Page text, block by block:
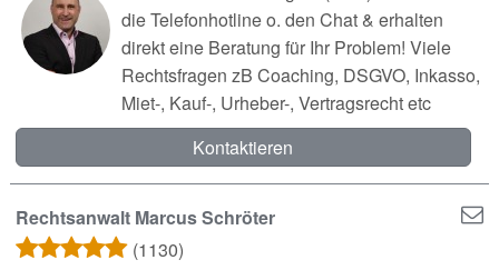
die Telefonhotline o. den Chat & erhalten
direkt eine Beratung für Ihr Problem! Viele
Rechtsfragen zB Coaching, DSGVO, Inkasso,
Miet-, Kauf-, Urheber-, Vertragsrecht etc
Kontaktieren
Rechtsanwalt Marcus Schröter
(1130)